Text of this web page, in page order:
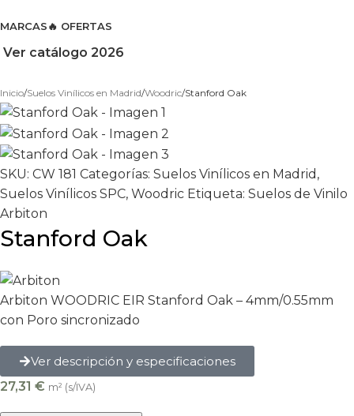
MARCAS🔥 OFERTAS
Ver catálogo 2026
Inicio Suelos Vinílicos en Madrid Woodric Stanford Oak
SKU: CW 181 Categorías: Suelos Vinílicos en Madrid ,
Suelos Vinílicos SPC, Woodric Etiqueta: Suelos de Vinilo
Arbiton
Stanford Oak
Arbiton WOODRIC EIR Stanford Oak – 4mm/0.55mm
con Poro sincronizado
Ver descripción y especificaciones
27,31 € m² (s/IVA)